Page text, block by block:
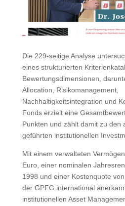
Die 229-seitige Analyse
eines strukturierten
Bewertungsdimensionen,
Allocation, Risikomanagement,
Nachhaltigkeitsintegration und
Fonds erzielt eine
Punkten und zählt damit zu den
geführten institutionellen
Mit einem verwalteten
Euro, einer nominalen
1998 und einer Kostenquote
der GPFG international
institutionellen Asset